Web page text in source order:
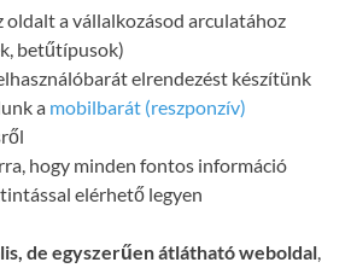
oldalt a vállalkozásod arculatához
betűtípusok)
elrendezést készítünk
a mobilbarát (reszponzív)
hogy minden fontos információ
elérhető legyen
de egyszerűen átlátható weboldal,